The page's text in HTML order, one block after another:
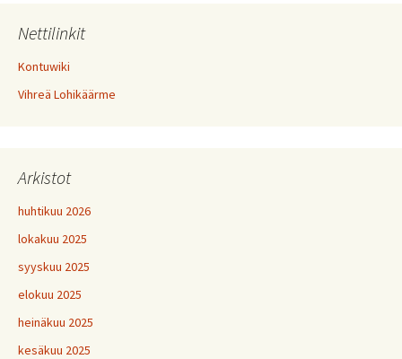
Nettilinkit
Kontuwiki
Vihreä Lohikäärme
Arkistot
huhtikuu 2026
lokakuu 2025
syyskuu 2025
elokuu 2025
heinäkuu 2025
kesäkuu 2025